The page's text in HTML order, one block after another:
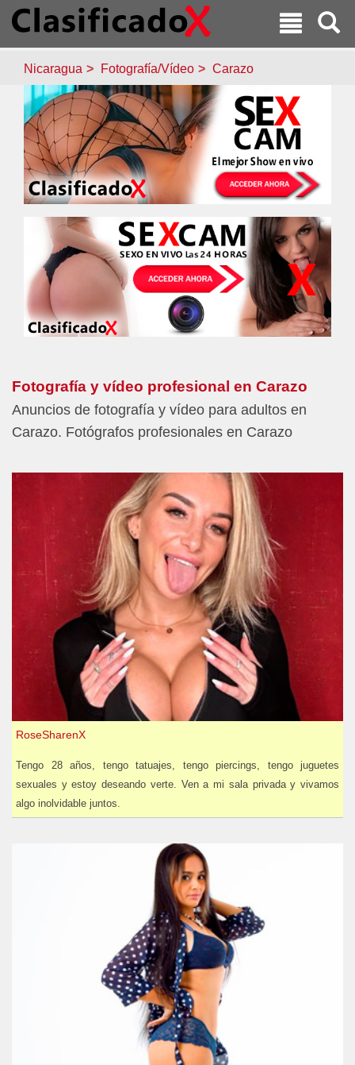
Nicaragua Fotografía/Vídeo Carazo
Fotografía y vídeo profesional en Carazo
Anuncios de fotografía y vídeo para adultos en
Carazo. Fotógrafos profesionales en Carazo
RoseSharenX
Tengo 28 años, tengo tatuajes, tengo piercings, tengo juguetes
sexuales y estoy deseando verte. Ven a mi sala privada y vivamos
algo inolvidable juntos.